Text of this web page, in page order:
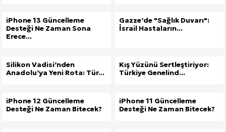
iPhone 13 Güncelleme
Desteği Ne Zaman Sona
Erece...
Gazze’de "Sağlık Duvarı":
İsrail Hastaların...
Silikon Vadisi’nden
Anadolu’ya Yeni Rota: Tür...
Kış Yüzünü Sertleştiriyor:
Türkiye Genelind...
iPhone 12 Güncelleme
Desteği Ne Zaman Bitecek?
iPhone 11 Güncelleme
Desteği Ne Zaman Bitecek?